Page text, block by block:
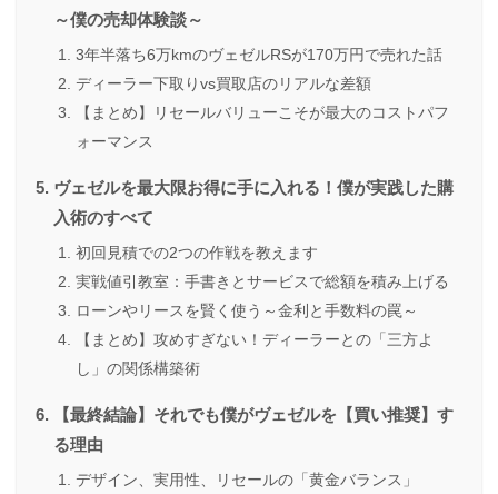
～僕の売却体験談～
3年半落ち6万kmのヴェゼルRSが170万円で売れた話
ディーラー下取りvs買取店のリアルな差額
【まとめ】リセールバリューこそが最大のコストパフ
ォーマンス
ヴェゼルを最大限お得に手に入れる！僕が実践した購
入術のすべて
初回見積での2つの作戦を教えます
実戦値引教室：手書きとサービスで総額を積み上げる
ローンやリースを賢く使う～金利と手数料の罠～
【まとめ】攻めすぎない！ディーラーとの「三方よ
し」の関係構築術
【最終結論】それでも僕がヴェゼルを【買い推奨】す
る理由
デザイン、実用性、リセールの「黄金バランス」